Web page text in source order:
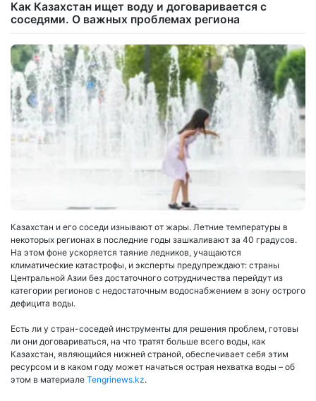
Как Казахстан ищет воду и договаривается с
соседями. О важных проблемах региона
Казахстан и его соседи изнывают от жары. Летние температуры в
некоторых регионах в последние годы зашкаливают за 40 градусов.
На этом фоне ускоряется таяние ледников, учащаются
климатические катастрофы, и эксперты предупреждают: страны
Центральной Азии без достаточного сотрудничества перейдут из
категории регионов с недостаточным водоснабжением в зону острого
дефицита воды.
Есть ли у стран-соседей инструменты для решения проблем, готовы
ли они договариваться, на что тратят больше всего воды, как
Казахстан, являющийся нижней страной, обеспечивает себя этим
ресурсом и в каком году может начаться острая нехватка воды – об
этом в материале Tengrinews.kz.